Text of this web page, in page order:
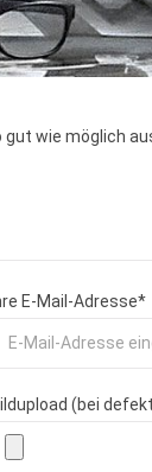
gut wie möglich
E-Mail-Adresse*
(bei